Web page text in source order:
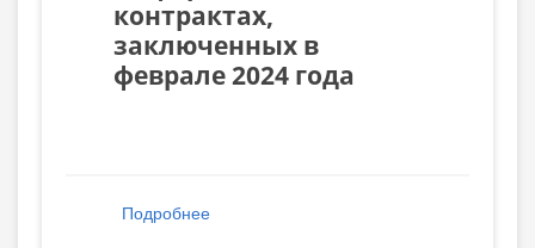
контрактах,
заключенных в
феврале 2024 года
Подробнее